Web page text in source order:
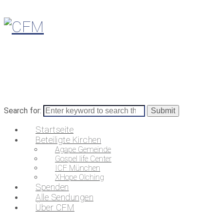
Search for:
Startseite
Beteiligte Kirchen
Agape Gemeinde
Gospel life Center
ICF München
XHope Olching
Spenden
Alle Sendungen
Über CFM